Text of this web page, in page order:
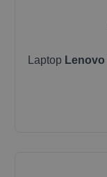
Laptop Lenovo